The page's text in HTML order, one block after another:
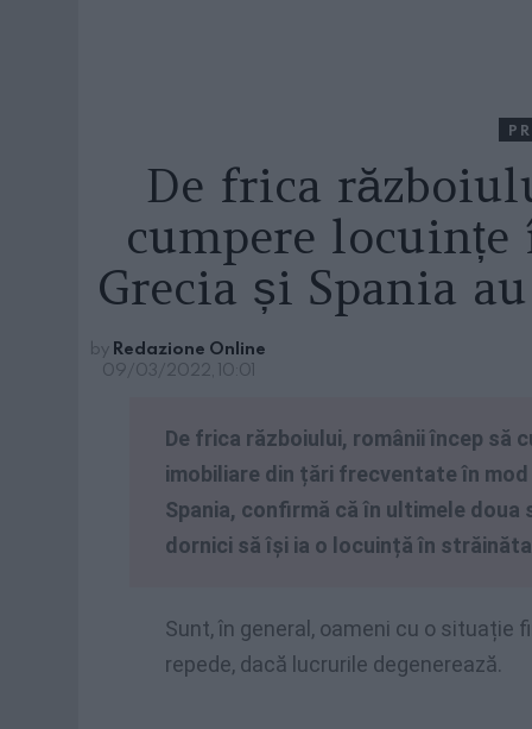
De frica
cumpere
Grecia și Spania
by Redazione Online
09/03/2022, 10:01
De frica războiului, românii încep să
imobiliare din țări frecventate în
Spania, confirmă că în ultimele
dornici să își ia o locuință în
Sunt, în general, oameni cu o situație
repede, dacă lucrurile degenerează.